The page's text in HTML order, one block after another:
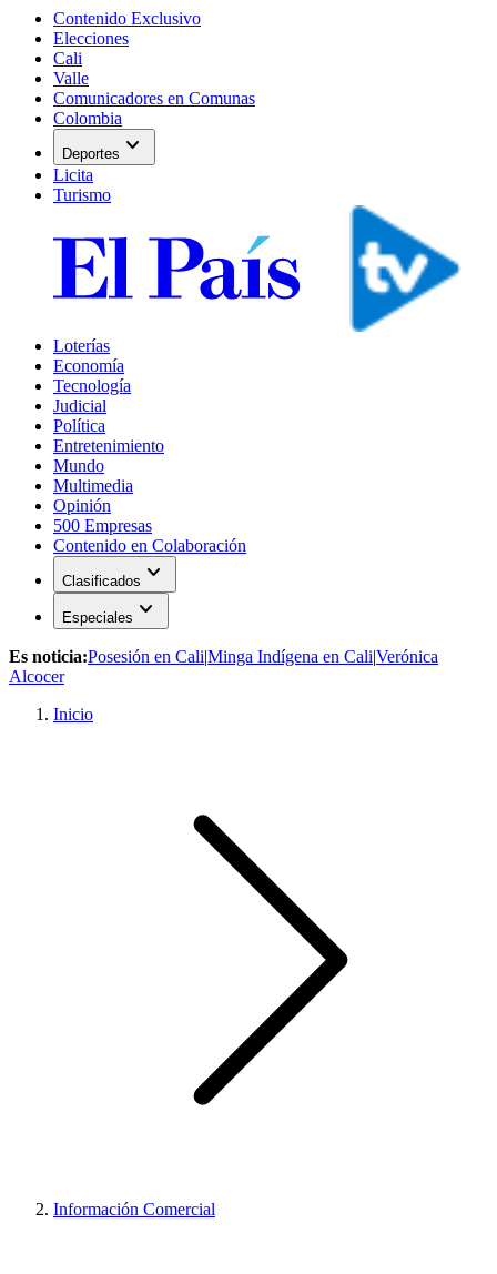
Contenido Exclusivo
Elecciones
Cali
Valle
Comunicadores en Comunas
Colombia
Deportes expand_more
Licita
Turismo
Loterías
Economía
Tecnología
Judicial
Política
Entretenimiento
Mundo
Multimedia
Opinión
500 Empresas
Contenido en Colaboración
Clasificados expand_more
Especiales expand_more
Es noticia:Posesión en Cali|Minga Indígena en Cali|Verónica
Alcocer
Inicio
Información Comercial